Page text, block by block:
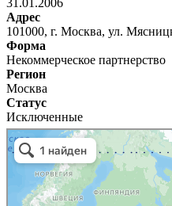
Адрес
101000, г. Москва, ул.
Форма
Некоммерческое партнерство
Регион
Москва
Статус
Исключенные